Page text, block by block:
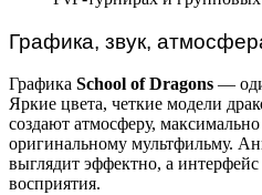
Графика, звук,
Графика School of Dragons —
Яркие цвета, четкие модели
создают атмосферу,
оригинальному мультфильму.
выглядит эффектно, а интерфейс
восприятия.